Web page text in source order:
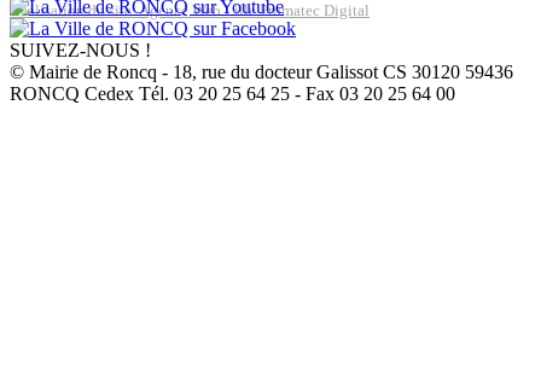
Réalisation du site: Agence Web Lille Promatec Digital
SUIVEZ-NOUS !
© Mairie de Roncq - 18, rue du docteur Galissot CS 30120 59436
RONCQ Cedex Tél. 03 20 25 64 25 - Fax 03 20 25 64 00